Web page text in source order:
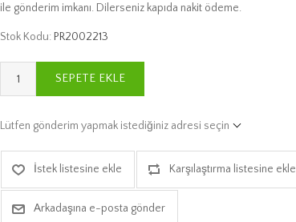
ile gönderim imkanı. Dilerseniz kapıda nakit ödeme.
Stok Kodu: PR2002213
SEPETE EKLE
Lütfen gönderim yapmak istediğiniz adresi seçin
İstek listesine ekle Karşılaştırma listesine ekle
Arkadaşına e-posta gönder